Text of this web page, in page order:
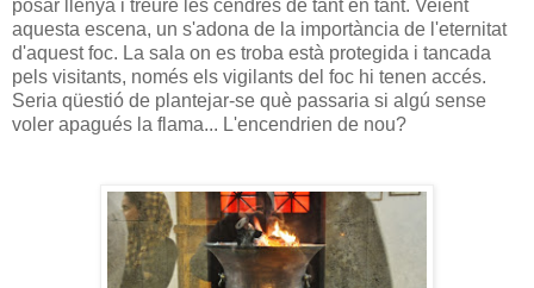
posar llenya i treure les cendres de tant en tant. Veient
aquesta escena, un s'adona de la importància de l'eternitat
d'aquest foc. La sala on es troba està protegida i tancada
pels visitants, només els vigilants del foc hi tenen accés.
Seria qüestió de plantejar-se què passaria si algú sense
voler apagués la flama... L'encendrien de nou?